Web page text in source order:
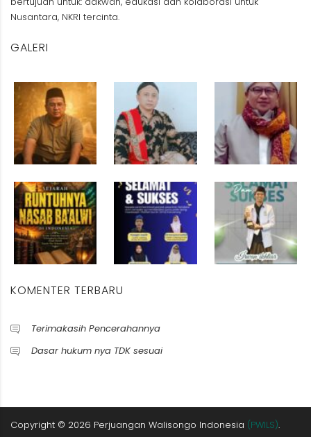
Nusantara, NKRI tercinta.
GALERI
KOMENTER TERBARU
Terimakasih Pencerahannya
Dasar hukum nya TDK sesuai
Copyright © 2026 Perjuangan Walisongo Indonesia (PWILS).